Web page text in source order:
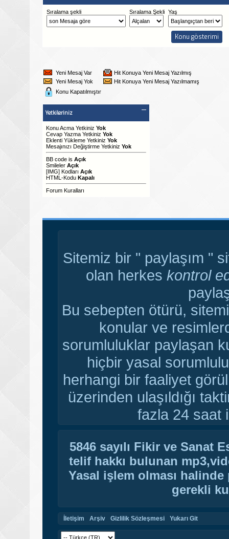
Sıralama şekli Sıralama Şekli Yaş
Yeni Mesaj Var
Hit Konuya Yeni Mesaj Yazılmış
Yeni Mesaj Yok
Hit Konuya Yeni Mesaj Yazılmamış
Konu Kapatılmıştır
Yetkileriniz
Konu Acma Yetkiniz Yok
Cevap Yazma Yetkiniz Yok
Eklenti Yükleme Yetkiniz Yok
Mesajınızı Değiştirme Yetkiniz Yok
BB code is Açık
Smileler Açık
[IMG] Kodları Açık
HTML-Kodu Kapalı
Forum Kuralları
Sitemiz bir " paylaşım "
olan herkes kontrol
Bu sebepten ötürü,
konular ve
sorumluluklar paylaşan
hiçbir yasal
herhangi bir faaliyet
üzerinden ulaşıldığı
fazla 24 saat
5846 sayılı Fikir ve Sanat
telif hakkı bulunan
Yasal işlem olması
gerekli
İletişim Arşiv Gizlilik Sözleşmesi Yukarı Git